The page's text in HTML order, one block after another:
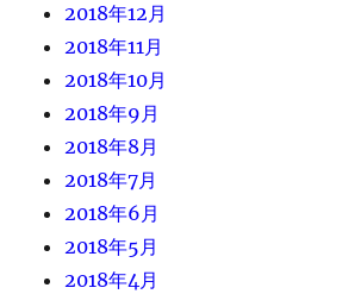
2018年12月
2018年11月
2018年10月
2018年9月
2018年8月
2018年7月
2018年6月
2018年5月
2018年4月